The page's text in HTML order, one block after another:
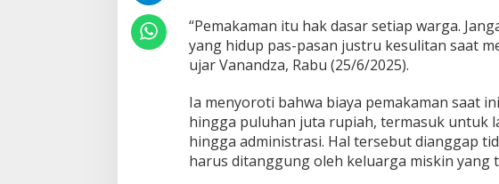
a
n
a
a
n
a
P
“Pemakaman itu hak dasar setiap warga.
yang hidup pas-pasan justru kesulitan saat
ujar Vanandza, Rabu (25/6/2025).
Ia menyoroti bahwa biaya pemakaman saat
hingga puluhan juta rupiah, termasuk untuk
hingga administrasi. Hal tersebut dianggap
harus ditanggung oleh keluarga miskin yang